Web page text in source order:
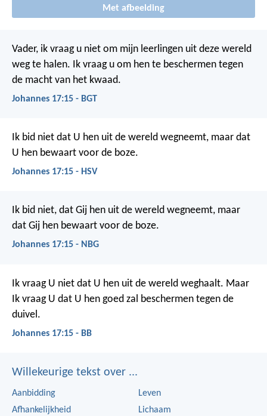
Met afbeelding
Vader, ik vraag u niet om mijn leerlingen uit deze wereld
weg te halen. Ik vraag u om hen te beschermen tegen
de macht van het kwaad.
Johannes 17:15 - BGT
Ik bid niet dat U hen uit de wereld wegneemt, maar dat
U hen bewaart voor de boze.
Johannes 17:15 - HSV
Ik bid niet, dat Gij hen uit de wereld wegneemt, maar
dat Gij hen bewaart voor de boze.
Johannes 17:15 - NBG
Ik vraag U niet dat U hen uit de wereld weghaalt. Maar
Ik vraag U dat U hen goed zal beschermen tegen de
duivel.
Johannes 17:15 - BB
Willekeurige tekst over ...
Aanbidding
Afhankelijkheid
Leven
Lichaam